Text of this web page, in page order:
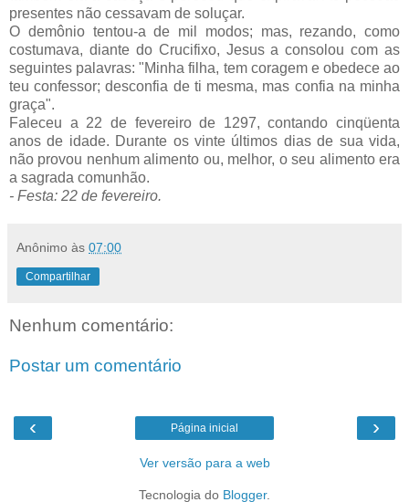
presentes não cessavam de soluçar.
O demônio tentou-a de mil modos; mas, rezando, como
costumava, diante do Crucifixo, Jesus a consolou com as
seguintes palavras: "Minha filha, tem coragem e obedece ao
teu confessor; desconfia de ti mesma, mas confia na minha
graça".
Faleceu a 22 de fevereiro de 1297, contando cinqüenta
anos de idade. Durante os vinte últimos dias de sua vida,
não provou nenhum alimento ou, melhor, o seu alimento era
a sagrada comunhão.
- Festa: 22 de fevereiro.
Anônimo às 07:00
Compartilhar
Nenhum comentário:
Postar um comentário
‹ ›
Página inicial
Ver versão para a web
Tecnologia do Blogger.